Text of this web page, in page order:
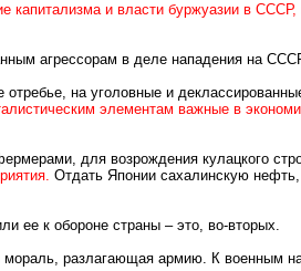
капитализма и власти буржуазии в
агрессорам в деле нападения на
отребье, на уголовные и
элементам важные в
для возрождения кулацкого
Отдать Японии сахалинскую
ее к обороне страны – это, во-вторых.
разлагающая армию. К военным